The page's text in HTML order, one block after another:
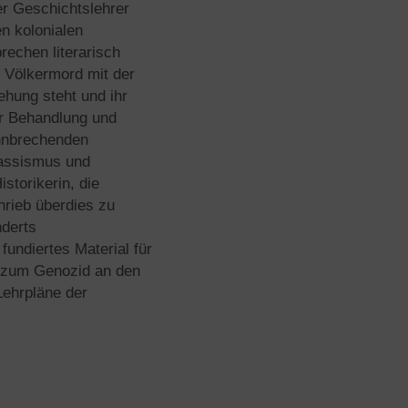
Geschichtslehrer
kolonialen
literarisch
mit der
steht und ihr
und
und
die
überdies zu
Material für
Genozid an den
der